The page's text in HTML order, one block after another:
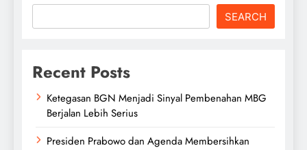
SEARCH
Recent Posts
Ketegasan BGN Menjadi Sinyal Pembenahan MBG
Berjalan Lebih Serius
Presiden Prabowo dan Agenda Membersihkan